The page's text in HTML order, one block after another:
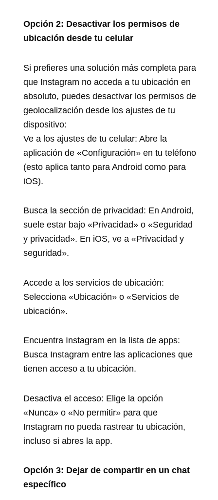
Opción 2: Desactivar los permisos de
ubicación desde tu celular
Si prefieres una solución más completa para
que Instagram no acceda a tu ubicación en
absoluto, puedes desactivar los permisos de
geolocalización desde los ajustes de tu
dispositivo:
Ve a los ajustes de tu celular: Abre la
aplicación de «Configuración» en tu teléfono
(esto aplica tanto para Android como para
iOS).
Busca la sección de privacidad: En Android,
suele estar bajo «Privacidad» o «Seguridad
y privacidad». En iOS, ve a «Privacidad y
seguridad».
Accede a los servicios de ubicación:
Selecciona «Ubicación» o «Servicios de
ubicación».
Encuentra Instagram en la lista de apps:
Busca Instagram entre las aplicaciones que
tienen acceso a tu ubicación.
Desactiva el acceso: Elige la opción
«Nunca» o «No permitir» para que
Instagram no pueda rastrear tu ubicación,
incluso si abres la app.
Opción 3: Dejar de compartir en un chat
específico